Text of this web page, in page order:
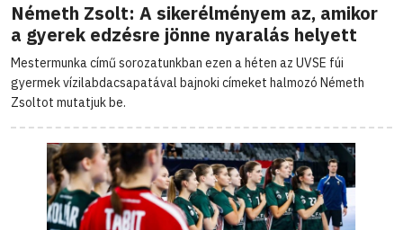
Németh Zsolt: A sikerélményem az, amikor
a gyerek edzésre jönne nyaralás helyett
Mestermunka című sorozatunkban ezen a héten az UVSE fúi
gyermek vízilabdacsapatával bajnoki címeket halmozó Németh
Zsoltot mutatjuk be.